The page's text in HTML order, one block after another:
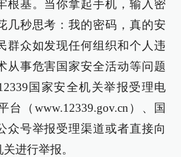
根基。当你拿起手机，输入密
几秒思考：我的密码，真的安
群众如发现任何组织和个人违
从事危害国家安全活动等问题
国家安全机关举报受理电
台（www.12339.gov.cn）、国
众号举报受理渠道或者直接向
进行举报。